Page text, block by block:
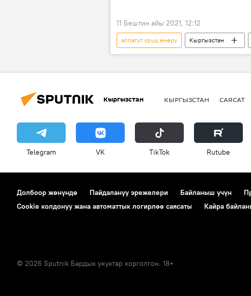
11 Бештин айы 2021, 12:12
алпагут уруш өнөрү Кыргызстан
Бакыт Кадыров
Кыргызстан КЫРГЫЗСТАН САЯСАТ
Telegram VK ТikТоk Rutube
Долбоор жөнүндө Пайдалануу эрежелери Байланыш үчүн
Cookie колдонуу жана автоматтык логирлөө саясаты
Кайра
© 2026 Sputnik Бардык укуктар корголгон. 18+